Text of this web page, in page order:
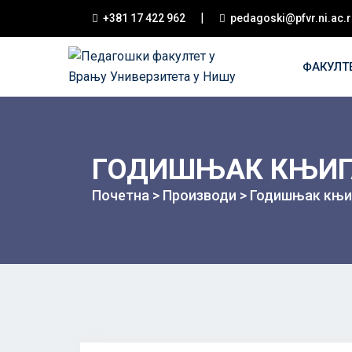
+381 17 422 962 |
ГОДИШЊАК
Почетна > Производи > Годишњак